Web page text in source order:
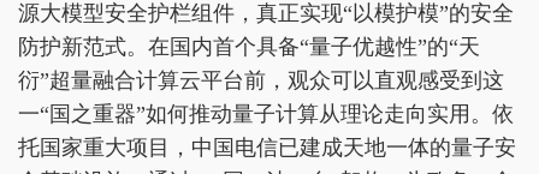
源大模型安全护栏组件，真正实现“以模护模”的安全
防护新范式。在国内首个具备“量子优越性”的“天
衍”超量融合计算云平台前，观众可以直观感受到这
一“国之重器”如何推动量子计算从理论走向实用。依
托国家重大项目，中国电信已建成天地一体的量子安